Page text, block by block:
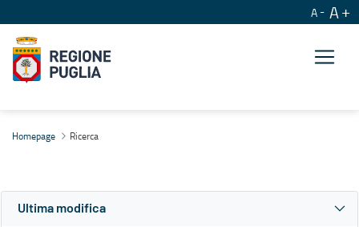
A A
Homepage Ricerca
Ultima modifica